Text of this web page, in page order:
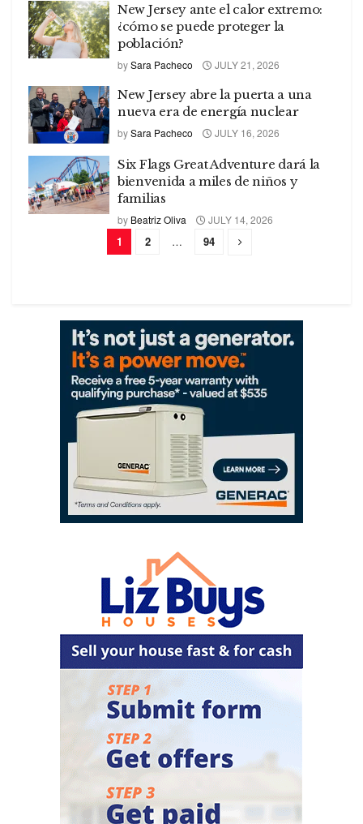
New Jersey ante el calor extremo:
¿cómo se puede proteger la
población?
bySara Pacheco JULY 21, 2026
New Jersey abre la puerta a una
nueva era de energía nuclear
bySara Pacheco JULY 16, 2026
Six Flags Great Adventure dará la
bienvenida a miles de niños y
familias
by Beatriz Oliva JULY 14, 2026
1 2 … 94